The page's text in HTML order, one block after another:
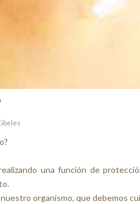
una función de
organismo, que debemos